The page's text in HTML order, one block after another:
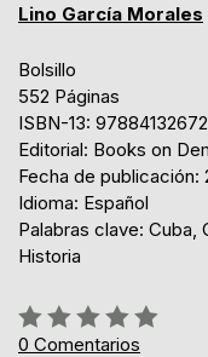
Lino García Morales
Bolsillo
552 Páginas
ISBN-13:
Editorial: Books on
Fecha de publicación:
Idioma: Español
Palabras clave: Cuba,
Historia
Rating:
0%
0 Comentarios